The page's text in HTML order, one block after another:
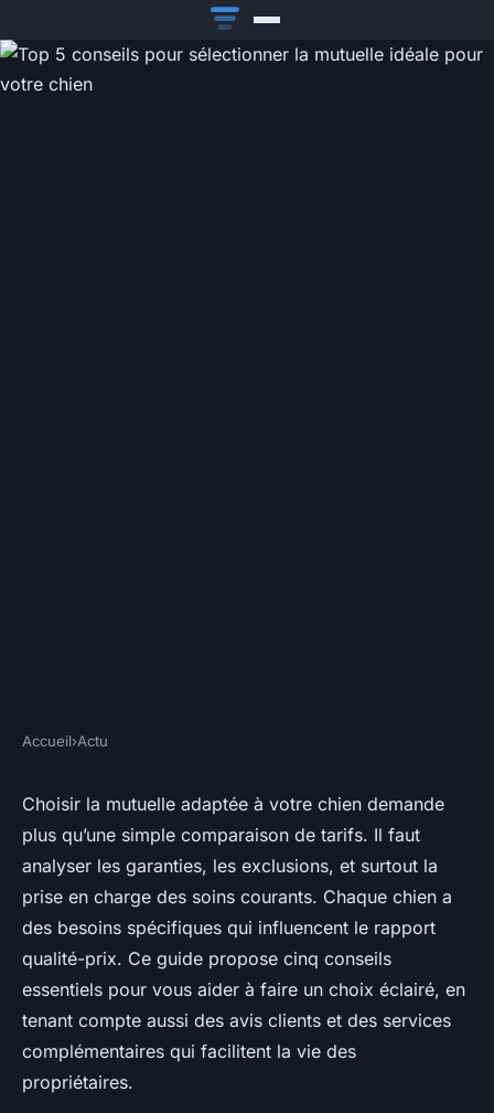
Top 5 conseils pour
sélectionner la mutuelle idéale
pour votre chien
Gordon•29/07/2025 14:42 •7 min de lecture
Accueil›Actu
Choisir la mutuelle adaptée à votre chien demande
plus qu’une simple comparaison de tarifs. Il faut
analyser les garanties, les exclusions, et surtout la
prise en charge des soins courants. Chaque chien a
des besoins spécifiques qui influencent le rapport
qualité-prix. Ce guide propose cinq conseils
essentiels pour vous aider à faire un choix éclairé, en
tenant compte aussi des avis clients et des services
complémentaires qui facilitent la vie des
propriétaires.